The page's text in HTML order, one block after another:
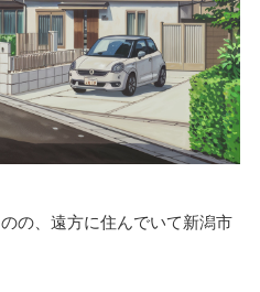
の、遠方に住んでいて新潟市